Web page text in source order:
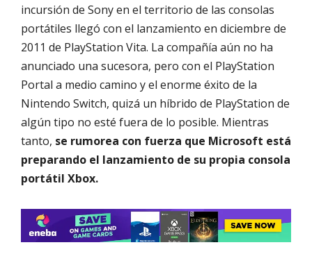
incursión de Sony en el territorio de las consolas
portátiles llegó con el lanzamiento en diciembre de
2011 de PlayStation Vita. La compañía aún no ha
anunciado una sucesora, pero con el PlayStation
Portal a medio camino y el enorme éxito de la
Nintendo Switch, quizá un híbrido de PlayStation de
algún tipo no esté fuera de lo posible. Mientras
tanto, se rumorea con fuerza que Microsoft está
preparando el lanzamiento de su propia consola
portátil Xbox.